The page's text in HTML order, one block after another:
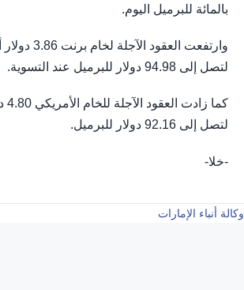
بالمائة للبرميل اليوم.
لتصل إلى 94.98 دولار للبرميل عند التسوية.
لتصل إلى 92.16 دولار للبرميل.
-خلا-
وكالة أنباء الإمارات